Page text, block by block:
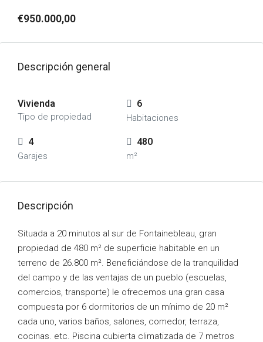
€950.000,00
Descripción general
Vivienda
Tipo de propiedad
6
Habitaciones
4
Garajes
480
m²
Descripción
Situada a 20 minutos al sur de Fontainebleau, gran
propiedad de 480 m² de superficie habitable en un
terreno de 26.800 m². Beneficiándose de la tranquilidad
del campo y de las ventajas de un pueblo (escuelas,
comercios, transporte) le ofrecemos una gran casa
compuesta por 6 dormitorios de un mínimo de 20 m²
cada uno, varios baños, salones, comedor, terraza,
cocinas. etc. Piscina cubierta climatizada de 7 metros